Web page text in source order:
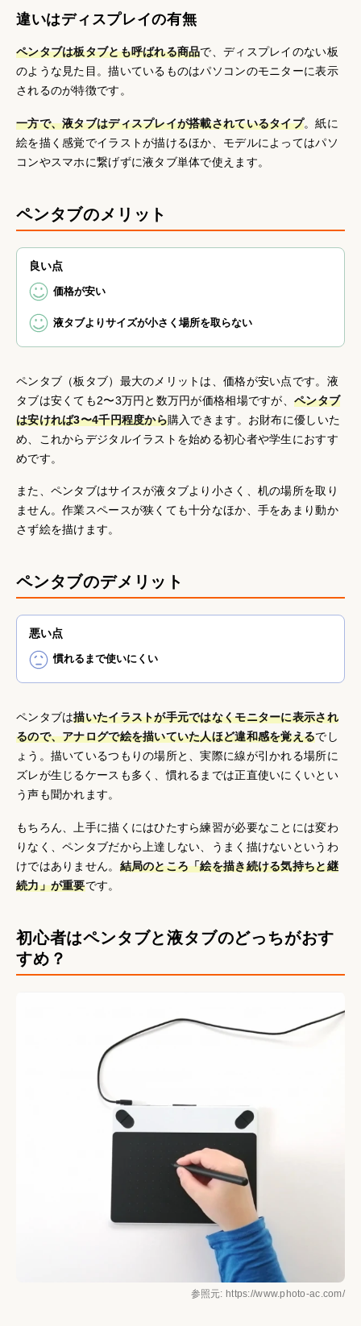
違いはディスプレイの有無
ペンタブは板タブとも呼ばれる商品で、ディスプレイのない板
のような見た目。描いているものはパソコンのモニターに表示
されるのが特徴です。
一方で、液タブはディスプレイが搭載されているタイプ。紙に
絵を描く感覚でイラストが描けるほか、モデルによってはパソ
コンやスマホに繋げずに液タブ単体で使えます。
ペンタブのメリット
良い点
価格が安い
液タブよりサイズが小さく場所を取らない
ペンタブ（板タブ）最大のメリットは、価格が安い点です。液
タブは安くても2〜3万円と数万円が価格相場ですが、 ペンタブ
は安ければ3〜4千円程度から購入できます。お財布に優しいた
め、これからデジタルイラストを始める初心者や学生におすす
めです。
また、ペンタブはサイスが液タブより小さく、机の場所を取り
ません。作業スペースが狭くても十分なほか、手をあまり動か
さず絵を描けます。
ペンタブのデメリット
悪い点
慣れるまで使いにくい
ペンタブは描いたイラストが手元ではなくモニターに表示され
るので、アナログで絵を描いていた人ほど違和感を覚えるでし
ょう。描いているつもりの場所と、実際に線が引かれる場所に
ズレが生じるケースも多く、慣れるまでは正直使いにくいとい
う声も聞かれます。
もちろん、上手に描くにはひたすら練習が必要なことには変わ
りなく、ペンタブだから上達しない、うまく描けないというわ
けではありません。 結局のところ「絵を描き続ける気持ちと継
続力」が重要です。
初心者はペンタブと液タブのどっちがおす
すめ？
参照元: https://www.photo-ac.com/